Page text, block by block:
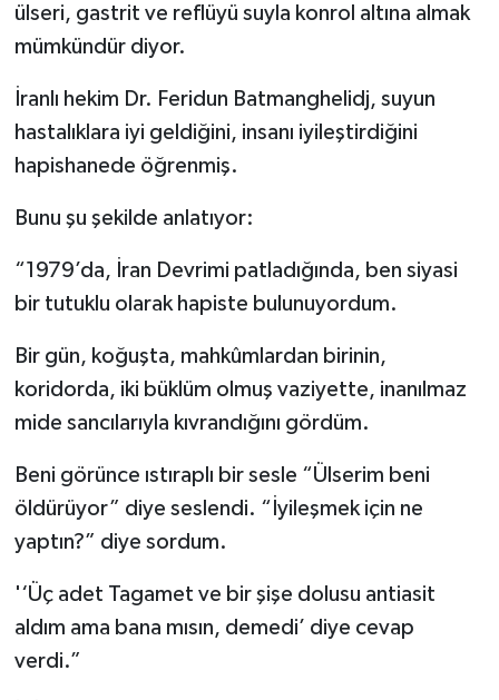
ülseri, gastrit ve reflüyü suyla konrol altına almak
mümkündür diyor.
İranlı hekim Dr. Feridun Batmanghelidj, suyun
hastalıklara iyi geldiğini, insanı iyileştirdiğini
hapishanede öğrenmiş.
Bunu şu şekilde anlatıyor:
“1979’da, İran Devrimi patladığında, ben siyasi
bir tutuklu olarak hapiste bulunuyordum.
Bir gün, koğuşta, mahkûmlardan birinin,
koridorda, iki büklüm olmuş vaziyette, inanılmaz
mide sancılarıyla kıvrandığını gördüm.
Beni görünce ıstıraplı bir sesle “Ülserim beni
öldürüyor” diye seslendi. “İyileşmek için ne
yaptın?” diye sordum.
'‘Üç adet Tagamet ve bir şişe dolusu antiasit
aldım ama bana mısın, demedi’ diye cevap
verdi.”